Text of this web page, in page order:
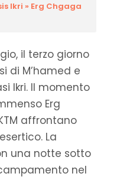
Ikri » Erg Chgaga
il terzo giorno
di M’hamed e
Ikri. Il momento
Erg
affrontano
La
una notte sotto
nel